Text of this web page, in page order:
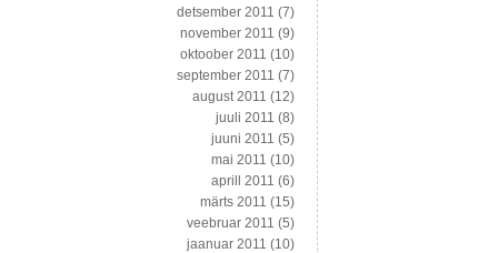
detsember 2011 (7)
november 2011 (9)
oktoober 2011 (10)
september 2011 (7)
august 2011 (12)
juuli 2011 (8)
juuni 2011 (5)
mai 2011 (10)
aprill 2011 (6)
märts 2011 (15)
veebruar 2011 (5)
jaanuar 2011 (10)